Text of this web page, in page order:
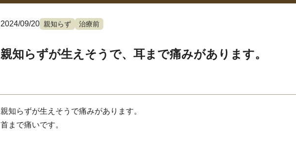
2024/09/20 親知らず 治療前
親知らずが生えそうで、耳まで痛みがあります。
親知らずが生えそうで痛みがあります。
首まで痛いです。